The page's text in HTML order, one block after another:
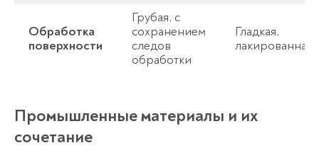
Обработка
поверхности
Грубая, с
сохранением
следов
обработки
Гладкая,
лакированная
Промышленные материалы и их
сочетание